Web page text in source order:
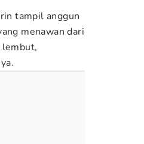
tampil anggun
menawan dari